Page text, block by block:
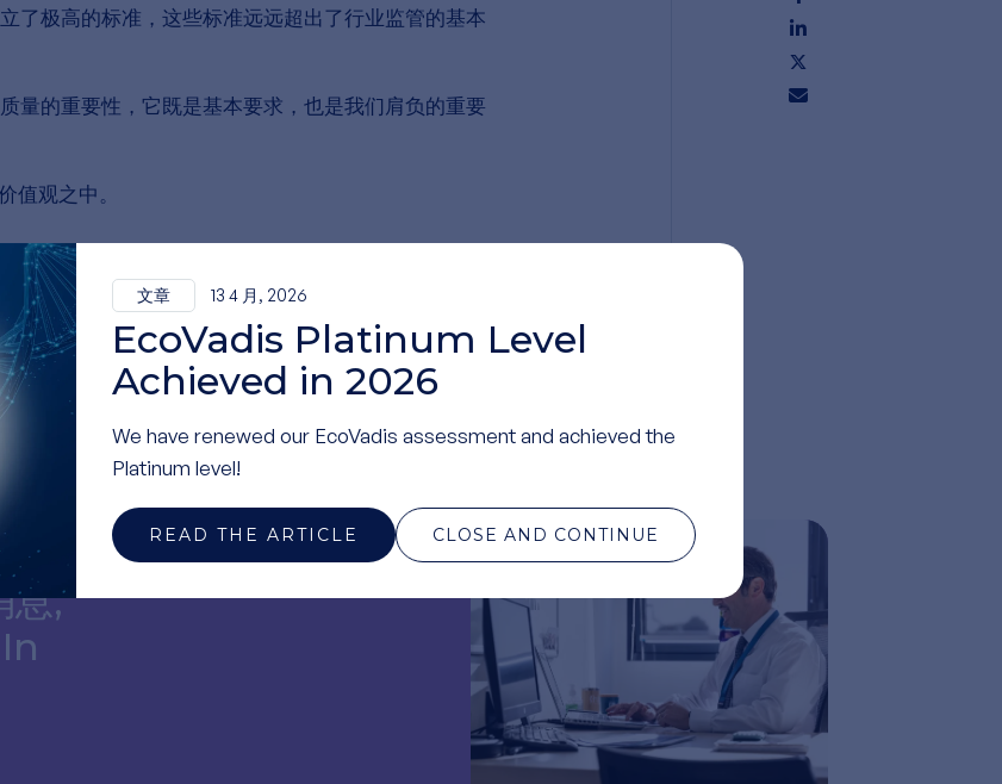
文章 13 4 月, 2026
EcoVadis Platinum Level
Achieved in 2026
We have renewed our EcoVadis assessment and achieved the
Platinum level!
READ THE ARTICLE CLOSE AND CONTINUE
了极高的标准，这些标准远远超出了行业监管的基本
量的重要性，它既是基本要求，也是我们肩负的重要
值观之中。
息,